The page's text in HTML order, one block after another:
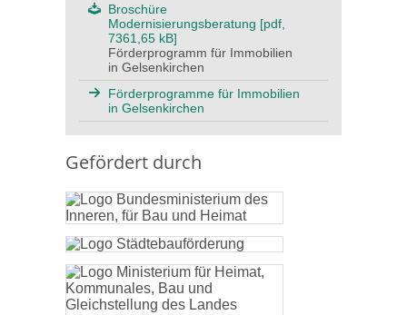
Broschüre
Modernisierungsberatung [pdf,
7361,65 kB]
Förderprogramm für Immobilien
in Gelsenkirchen
Förderprogramme für Immobilien
in Gelsenkirchen
Gefördert durch